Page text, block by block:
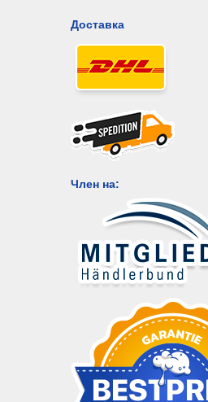
Доставка
Член на: